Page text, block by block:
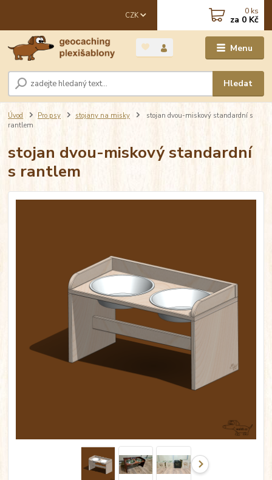
Menu
CZK
Hledat
0 ks
za 0 Kč
Úvod Pro psy stojany na misky
stojan dvou-miskový standardní s
rantlem
stojan dvou-miskový standardní
s rantlem